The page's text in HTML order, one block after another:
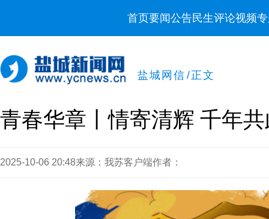
首页要闻公告民生评论视频
盐城网信 /正文
青春华章丨情寄清辉 千年
2025-10-06 20:48来源：我苏客户端作者：